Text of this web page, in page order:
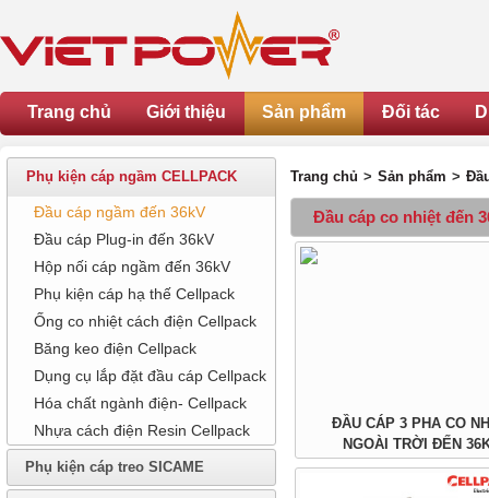
Trang chủ Giới thiệu Sản phẩm Đối tác
Phụ kiện cáp ngầm CELLPACK
Đầu cáp ngầm đến 36kV
Đầu cáp Plug-in đến 36kV
Hộp nối cáp ngầm đến 36kV
Phụ kiện cáp hạ thế Cellpack
Ống co nhiệt cách điện Cellpack
Băng keo điện Cellpack
Dụng cụ lắp đặt đầu cáp Cellpack
Hóa chất ngành điện- Cellpack
Nhựa cách điện Resin Cellpack
Phụ kiện cáp treo SICAME
Trang chủ > Sản phẩm >
Đầu cáp co nhiệt đến
ĐẦU CÁP 3 PHA CO
NGOÀI TRỜI ĐẾN